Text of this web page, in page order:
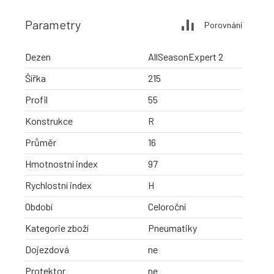
Parametry Porovnání
Dezen
AllSeasonExpert 2
Šířka
215
Profil
55
Konstrukce
R
Průměr
16
Hmotnostní index
97
Rychlostní index
H
Období
Celoroční
Kategorie zboží
Pneumatiky
Dojezdová
ne
Protektor
ne